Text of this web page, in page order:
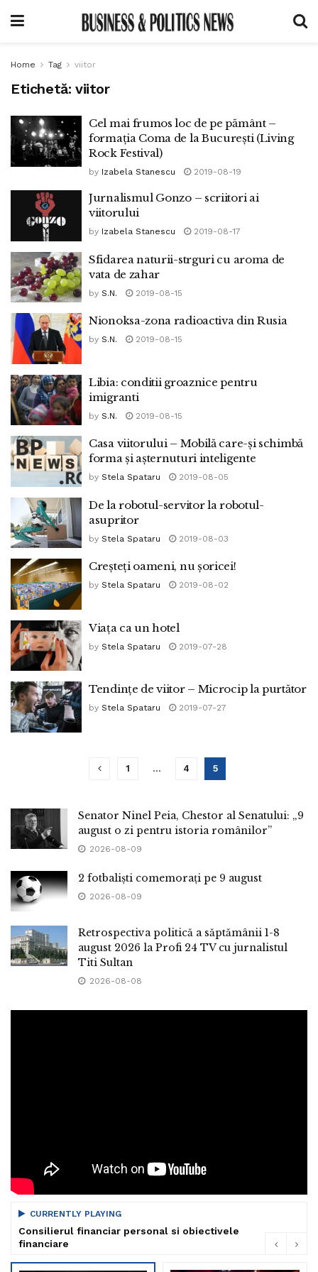
Home Tag viitor
Etichetă: viitor
Cel mai frumos loc de pe pământ –
formația Coma de la București (Living
Rock Festival)
by Izabela Stanescu 2019-08-19
Jurnalismul Gonzo – scriitori ai
viitorului
by Izabela Stanescu 2019-08-17
Sfidarea naturii-strguri cu aroma de
vata de zahar
by S.N. 2019-08-15
Nionoksa-zona radioactiva din Rusia
by S.N. 2019-08-15
Libia: conditii groaznice pentru
imigranti
by S.N. 2019-08-15
Casa viitorului – Mobilă care-și schimbă
forma și așternuturi inteligente
by Stela Spataru 2019-08-05
De la robotul-servitor la robotul-
asupritor
by Stela Spataru 2019-08-03
Creșteți oameni, nu șoricei!
by Stela Spataru 2019-08-02
Viața ca un hotel
by Stela Spataru 2019-07-28
Tendințe de viitor – Microcip la purtător
by Stela Spataru 2019-07-27
1 … 4 5
Senator Ninel Peia, Chestor al Senatului: „9
august o zi pentru istoria românilor”
2026-08-09
2 fotbaliști comemorați pe 9 august
2026-08-09
Retrospectiva politică a săptămânii 1-8
august 2026 la Profi 24 TV cu jurnalistul
Titi Sultan
2026-08-08
CURRENTLY PLAYING
Consilierul financiar personal si obiectivele
financiare